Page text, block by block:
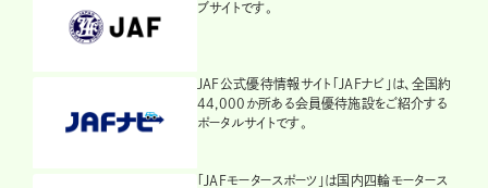
ブサイトです。
JAF公式優待情報サイト「JAFナビ」は、全国約
44,000か所ある会員優待施設をご紹介する
ポータルサイトです。
「JAFモータースポーツ」は国内四輪モータース